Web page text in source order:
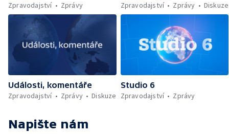
Zpravodajství
Zprávy
Zpravodajství
Zprávy Diskuze
Události, komentáře
Zpravodajství
Zprávy Diskuze
Studio 6
Zpravodajství
Zprávy
Napište nám